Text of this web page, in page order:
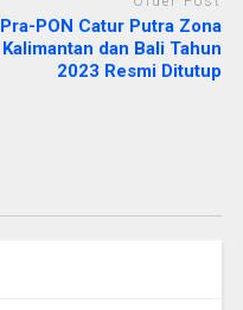
Pra-PON Catur Putra Zona
Kalimantan dan Bali Tahun
2023 Resmi Ditutup